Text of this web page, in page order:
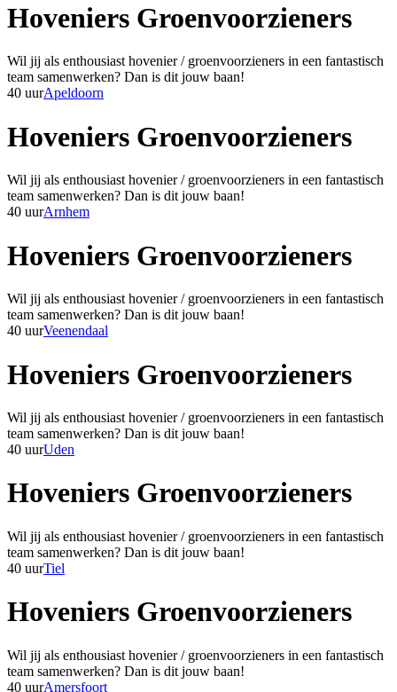
Hoveniers Groenvoorzieners
Wil jij als enthousiast hovenier / groenvoorzieners in een fantastisch
team samenwerken? Dan is dit jouw baan!
40 uurApeldoorn
Hoveniers Groenvoorzieners
Wil jij als enthousiast hovenier / groenvoorzieners in een fantastisch
team samenwerken? Dan is dit jouw baan!
40 uurArnhem
Hoveniers Groenvoorzieners
Wil jij als enthousiast hovenier / groenvoorzieners in een fantastisch
team samenwerken? Dan is dit jouw baan!
40 uurVeenendaal
Hoveniers Groenvoorzieners
Wil jij als enthousiast hovenier / groenvoorzieners in een fantastisch
team samenwerken? Dan is dit jouw baan!
40 uurUden
Hoveniers Groenvoorzieners
Wil jij als enthousiast hovenier / groenvoorzieners in een fantastisch
team samenwerken? Dan is dit jouw baan!
40 uurTiel
Hoveniers Groenvoorzieners
Wil jij als enthousiast hovenier / groenvoorzieners in een fantastisch
team samenwerken? Dan is dit jouw baan!
40 uurAmersfoort